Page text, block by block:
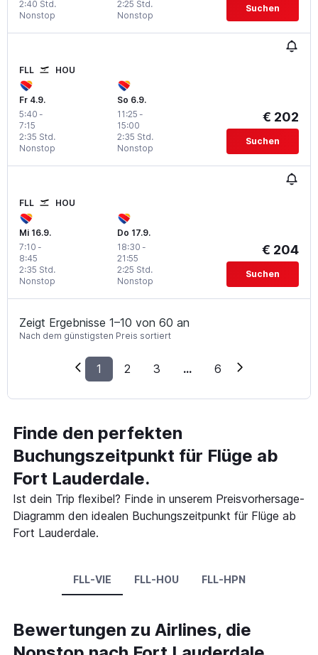
Nonstop
2:40 Std.
Nonstop
2:25 Std. Suchen
FLL HOU
Fr 4.9.
5:40 -
7:15
Nonstop
2:35 Std.
So 6.9.
11:25 -
15:00
Nonstop
2:35 Std.
€ 202
Suchen
FLL HOU
Mi 16.9.
7:10 -
8:45
Nonstop
2:35 Std.
Do 17.9.
18:30 -
21:55
Nonstop
2:25 Std.
€ 204
Suchen
Zeigt Ergebnisse 1–10 von 60 an
Nach dem günstigsten Preis sortiert
1 2 3 ... 6
Finde den perfekten
Buchungszeitpunkt für Flüge ab
Fort Lauderdale.
Ist dein Trip flexibel? Finde in unserem Preisvorhersage-
Diagramm den idealen Buchungszeitpunkt für Flüge ab
Fort Lauderdale.
FLL-VIE FLL-HOU FLL-HPN
Bewertungen zu Airlines, die